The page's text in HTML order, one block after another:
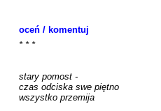
oceń / komentuj
* * *
stary pomost -
czas odciska swe piętno
wszystko przemija